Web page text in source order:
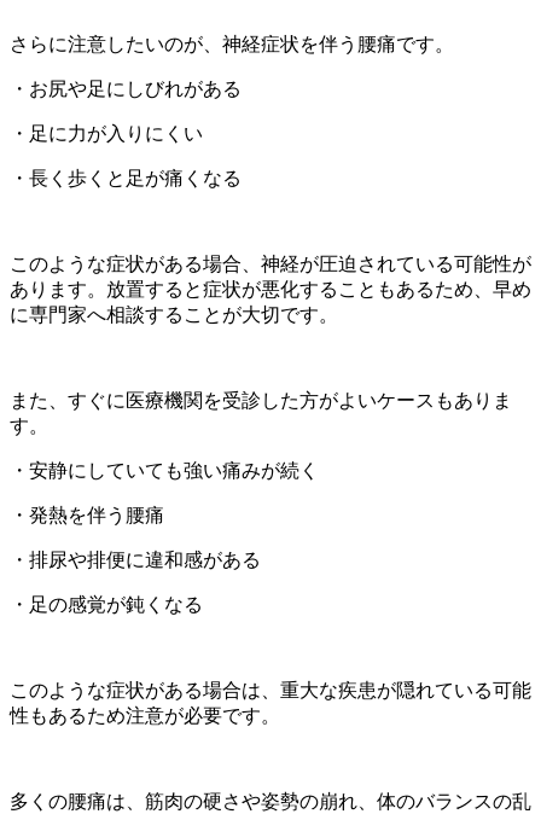
さらに注意したいのが、神経症状を伴う腰痛です。
・お尻や足にしびれがある
・足に力が入りにくい
・長く歩くと足が痛くなる
このような症状がある場合、神経が圧迫されている可能性が
あります。放置すると症状が悪化することもあるため、早め
に専門家へ相談することが大切です。
また、すぐに医療機関を受診した方がよいケースもありま
す。
・安静にしていても強い痛みが続く
・発熱を伴う腰痛
・排尿や排便に違和感がある
・足の感覚が鈍くなる
このような症状がある場合は、重大な疾患が隠れている可能
性もあるため注意が必要です。
多くの腰痛は、筋肉の硬さや姿勢の崩れ、体のバランスの乱